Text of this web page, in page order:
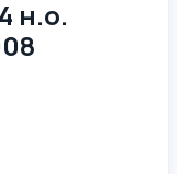
н.о.